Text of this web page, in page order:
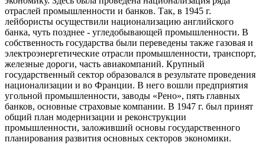
отраслей промышленности и банков. Так, в 1945 г.
лейбористы осуществили национализацию английского
банка, чуть позднее - угледобывающей промышленности. В
собственность государства были переведены также газовая и
электроэнергетические отрасли промышленности, транспорт,
железные дороги, часть авиакомпаний. Крупный
государственный сектор образовался в результате проведения
национализации и во Франции. В него вошли предприятия
угольной промышленности, заводы «Рено», пять главных
банков, основные страховые компании. В 1947 г. был принят
общий план модернизации и реконструкции
промышленности, заложивший основы государственного
планирования развития основных секторов экономики.